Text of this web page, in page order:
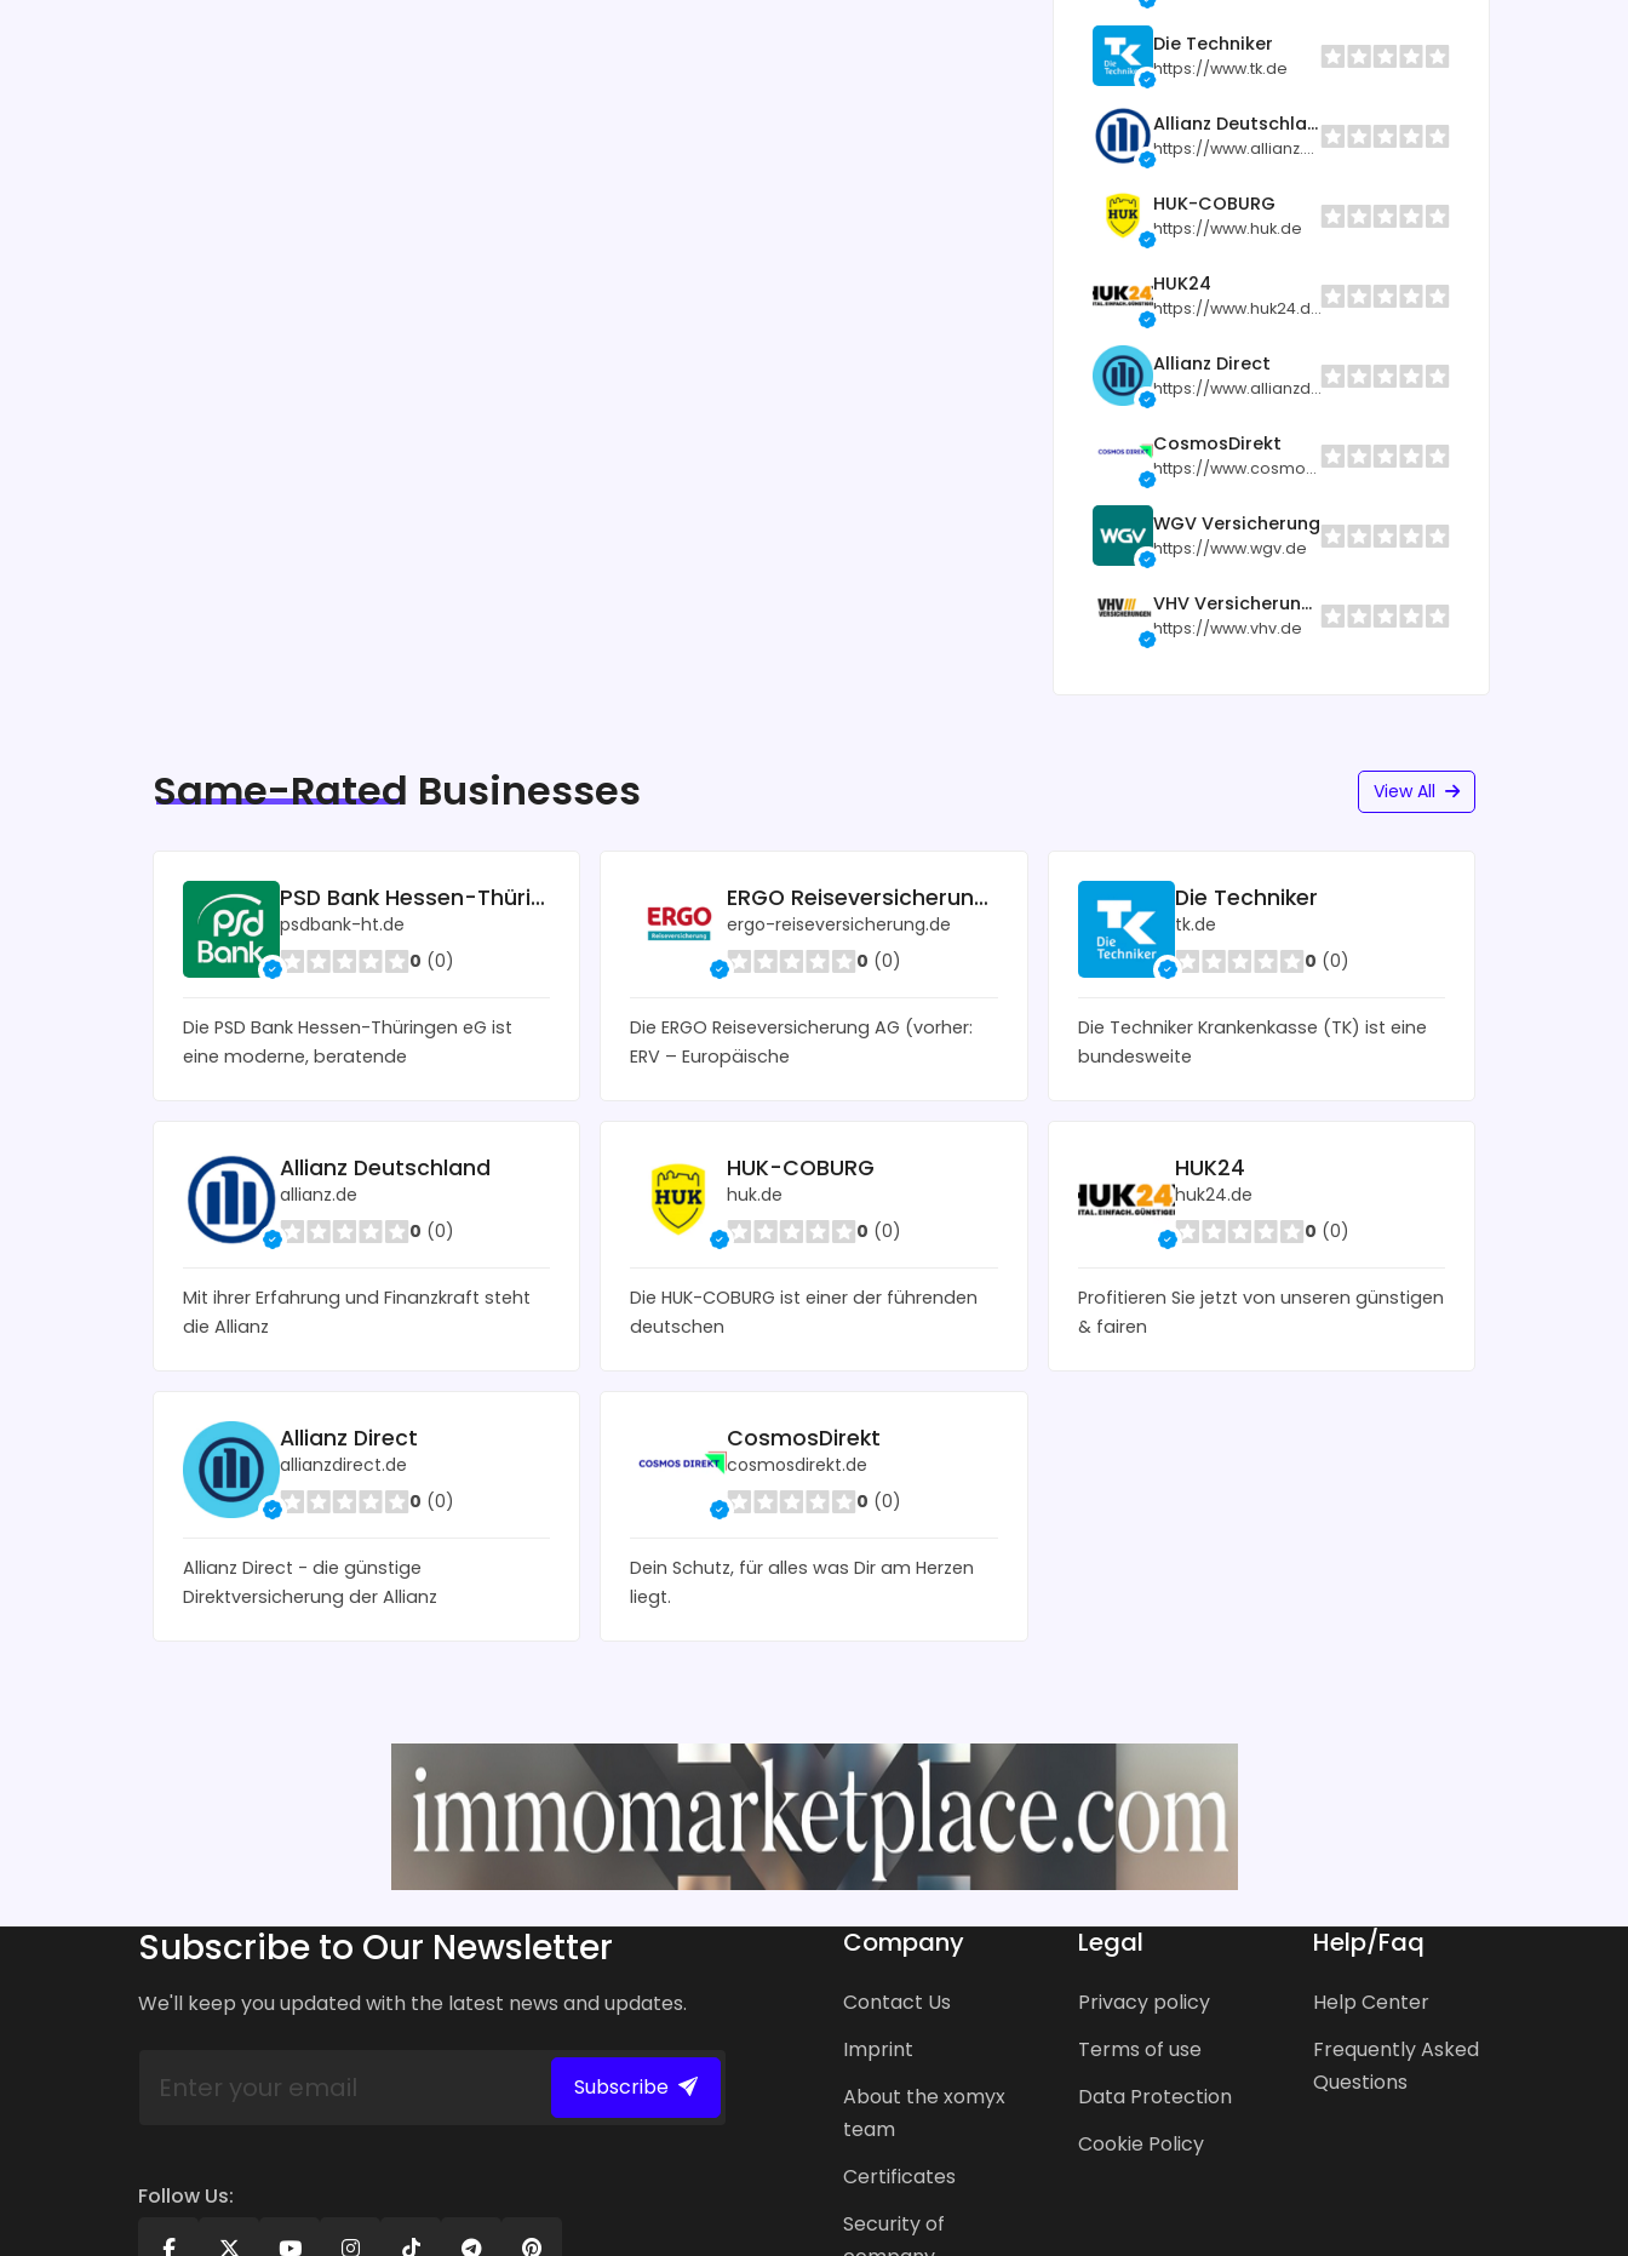
Die Techniker
https://www.tk.de
Allianz Deutschland
https://www.allianz.de
HUK-COBURG
https://www.huk.de
HUK24
https://www.huk24.de
Allianz Direct
https://www.allianzdirect.de
CosmosDirekt
https://www.cosmosdirekt.de
WGV Versicherung
https://www.wgv.de
VHV Versicherungen
https://www.vhv.de
Same-Rated Businesses View All
PSD Bank Hessen-Thüringen eG
psdbank-ht.de
0 (0)
Die PSD Bank Hessen-Thüringen eG ist
eine moderne, beratende
ERGO Reiseversicherung AG
ergo-reiseversicherung.de
0 (0)
Die ERGO Reiseversicherung AG (vorher:
ERV – Europäische
Die Techniker
tk.de
0 (0)
Die Techniker Krankenkasse (TK) ist eine
bundesweite
Allianz Deutschland
allianz.de
0 (0)
Mit ihrer Erfahrung und Finanzkraft steht
die Allianz
HUK-COBURG
huk.de
0 (0)
Die HUK-COBURG ist einer der führenden
deutschen
HUK24
huk24.de
0 (0)
Profitieren Sie jetzt von unseren günstigen
& fairen
Allianz Direct
allianzdirect.de
0 (0)
Allianz Direct - die günstige
Direktversicherung der Allianz
CosmosDirekt
cosmosdirekt.de
0 (0)
Dein Schutz, für alles was Dir am Herzen
liegt.
Subscribe to Our Newsletter
We'll keep you updated with the latest news and updates.
Subscribe
Follow Us:
Company
Contact Us
Imprint
About the xomyx
team
Certificates
Security of
Legal
Privacy policy
Terms of use
Data Protection
Cookie Policy
Help/Faq
Help Center
Frequently Asked
Questions